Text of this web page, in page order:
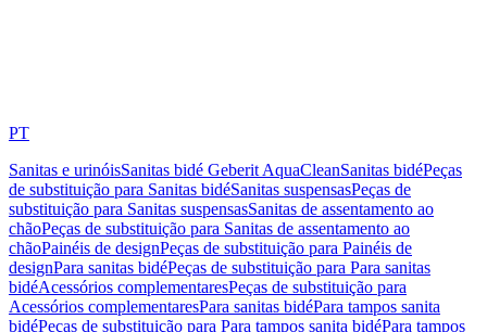
PT
Sanitas e urinóisSanitas bidé Geberit AquaCleanSanitas bidéPeças
de substituição para Sanitas bidéSanitas suspensasPeças de
substituição para Sanitas suspensasSanitas de assentamento ao
chãoPeças de substituição para Sanitas de assentamento ao
chãoPainéis de designPeças de substituição para Painéis de
designPara sanitas bidéPeças de substituição para Para sanitas
bidéAcessórios complementaresPeças de substituição para
Acessórios complementaresPara sanitas bidéPara tampos sanita
bidéPeças de substituição para Para tampos sanita bidéPara tampos